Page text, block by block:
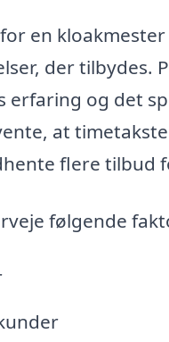
en
der tilbydes.
erfaring og det
at
flere tilbud
følgende